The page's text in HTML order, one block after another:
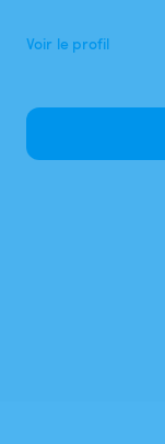
Voir le profil